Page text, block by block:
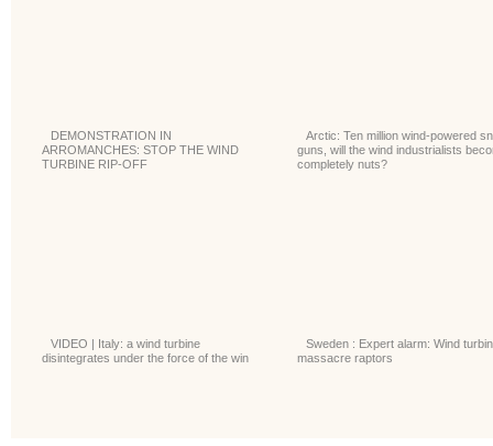
DEMONSTRATION IN
ARROMANCHES: STOP THE WIND
TURBINE RIP-OFF
Arctic: Ten million wind-powered
guns, will the wind industrialists
completely nuts?
VIDEO | Italy: a wind turbine
disintegrates under the force of the win
Sweden : Expert alarm: Wind
massacre raptors